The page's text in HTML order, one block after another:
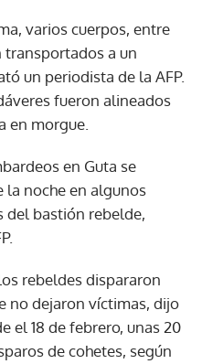
varios cuerpos, entre
a un
un periodista de la AFP.
fueron alineados
en morgue.
en Guta se
la noche en algunos
del bastión rebelde,
rebeldes dispararon
no dejaron víctimas, dijo
el 18 de febrero, unas 20
de cohetes, según